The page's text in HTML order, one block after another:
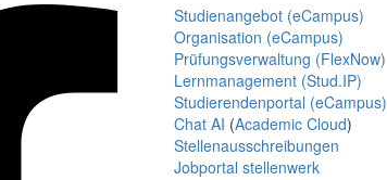
Studienangebot (eCampus)
Organisation (eCampus)
Prüfungsverwaltung (FlexNow)
Lernmanagement (Stud.IP)
Studierendenportal (eCampus)
Chat AI (Academic Cloud)
Stellenausschreibungen
Jobportal stellenwerk